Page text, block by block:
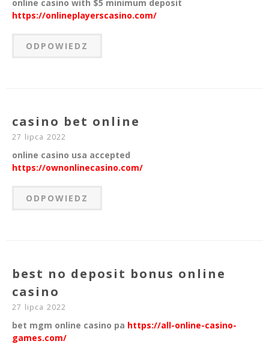
online casino with $5 minimum deposit
https://onlineplayerscasino.com/
ODPOWIEDZ
casino bet online
27 lipca 2022
online casino usa accepted
https://ownonlinecasino.com/
ODPOWIEDZ
best no deposit bonus online
casino
27 lipca 2022
bet mgm online casino pa https://all-online-casino-
games.com/